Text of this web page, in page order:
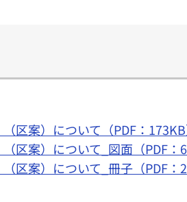
区案）について（PDF：173KB
区案）について_図面（PDF：
区案）について_冊子（PDF：